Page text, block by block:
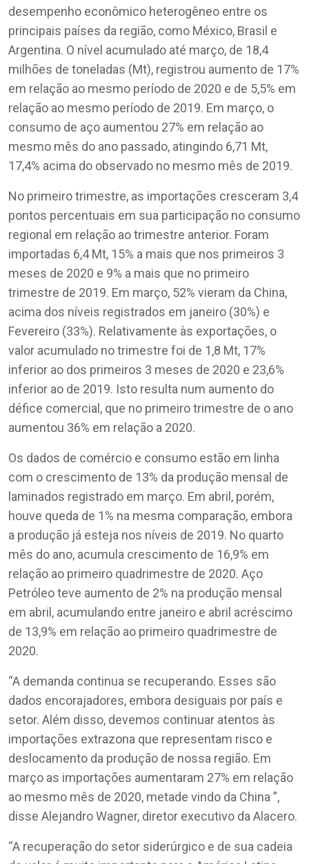
desempenho econômico heterogêneo entre os
principais países da região, como México, Brasil e
Argentina. O nível acumulado até março, de 18,4
milhões de toneladas (Mt), registrou aumento de 17%
em relação ao mesmo período de 2020 e de 5,5% em
relação ao mesmo período de 2019. Em março, o
consumo de aço aumentou 27% em relação ao
mesmo mês do ano passado, atingindo 6,71 Mt,
17,4% acima do observado no mesmo mês de 2019.
No primeiro trimestre, as importações cresceram 3,4
pontos percentuais em sua participação no consumo
regional em relação ao trimestre anterior. Foram
importadas 6,4 Mt, 15% a mais que nos primeiros 3
meses de 2020 e 9% a mais que no primeiro
trimestre de 2019. Em março, 52% vieram da China,
acima dos níveis registrados em janeiro (30%) e
Fevereiro (33%). Relativamente às exportações, o
valor acumulado no trimestre foi de 1,8 Mt, 17%
inferior ao dos primeiros 3 meses de 2020 e 23,6%
inferior ao de 2019. Isto resulta num aumento do
défice comercial, que no primeiro trimestre de o ano
aumentou 36% em relação a 2020.
Os dados de comércio e consumo estão em linha
com o crescimento de 13% da produção mensal de
laminados registrado em março. Em abril, porém,
houve queda de 1% na mesma comparação, embora
a produção já esteja nos níveis de 2019. No quarto
mês do ano, acumula crescimento de 16,9% em
relação ao primeiro quadrimestre de 2020. Aço
Petróleo teve aumento de 2% na produção mensal
em abril, acumulando entre janeiro e abril acréscimo
de 13,9% em relação ao primeiro quadrimestre de
2020.
“A demanda continua se recuperando. Esses são
dados encorajadores, embora desiguais por país e
setor. Além disso, devemos continuar atentos às
importações extrazona que representam risco e
deslocamento da produção de nossa região. Em
março as importações aumentaram 27% em relação
ao mesmo mês de 2020, metade vindo da China ”,
disse Alejandro Wagner, diretor executivo da Alacero.
“A recuperação do setor siderúrgico e de sua cadeia